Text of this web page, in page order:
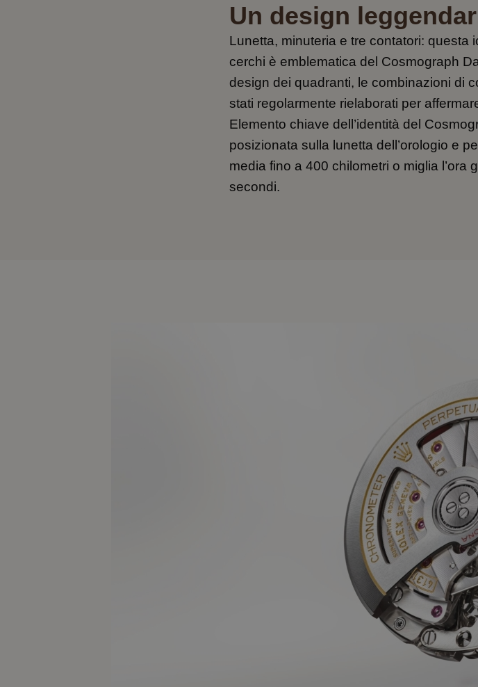
Un design
Lunetta, minuteria e tre contatori: questa
cerchi è emblematica del Cosmograph
design dei quadranti, le combinazioni di
stati regolarmente rielaborati per
Elemento chiave dell’identità del
posizionata sulla lunetta dell’orologio e
media fino a 400 chilometri o miglia l’ora
secondi.